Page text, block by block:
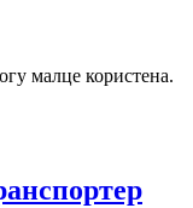
малце користена.